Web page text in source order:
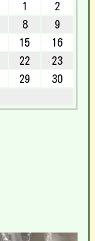
1
2
8
9
15
16
22
23
29
30